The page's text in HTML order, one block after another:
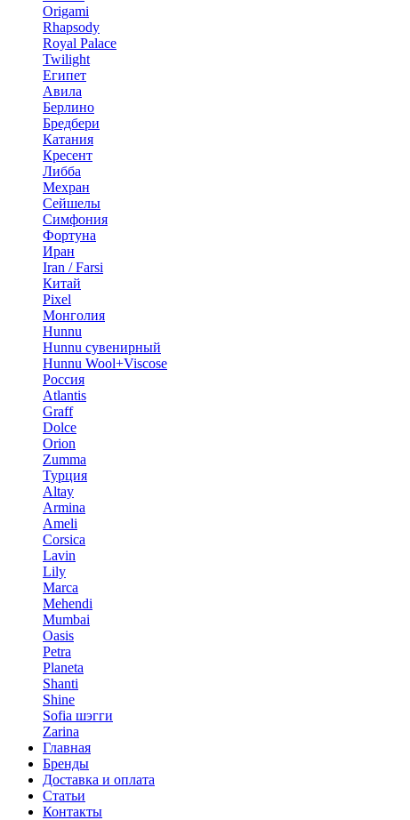
Origami
Rhapsody
Royal Palace
Twilight
Египет
Авила
Берлино
Бредбери
Катания
Кресент
Либба
Мехран
Сейшелы
Симфония
Фортуна
Иран
Iran / Farsi
Китай
Pixel
Монголия
Hunnu
Hunnu сувенирный
Hunnu Wool+Viscose
Россия
Atlantis
Graff
Dolce
Orion
Zumma
Турция
Altay
Armina
Ameli
Corsica
Lavin
Lily
Marca
Mehendi
Mumbai
Oasis
Petra
Planeta
Shanti
Shine
Sofia шэгги
Zarina
Главная
Бренды
Доставка и оплата
Статьи
Контакты